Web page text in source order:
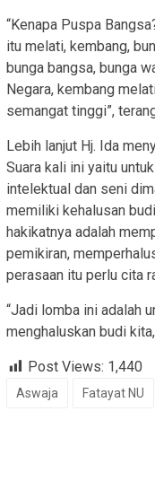
“Kenapa Puspa
itu melati, kembang,
bunga bangsa, bunga
Negara, kembang
semangat tinggi”,
Lebih lanjut Hj. Ida
Suara kali ini yaitu
intelektual dan seni
memiliki kehalusan
hakikatnya adalah
pemikiran,
perasaan itu perlu cita
“Jadi lomba ini adalah
menghaluskan budi
Post Views: 1,440
Aswaja Fatayat NU